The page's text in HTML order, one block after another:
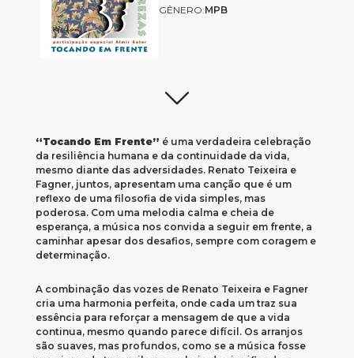
GÊNERO:MPB
“Tocando Em Frente” é uma verdadeira celebração
da resiliência humana e da continuidade da vida,
mesmo diante das adversidades. Renato Teixeira e
Fagner, juntos, apresentam uma canção que é um
reflexo de uma filosofia de vida simples, mas
poderosa. Com uma melodia calma e cheia de
esperança, a música nos convida a seguir em frente, a
caminhar apesar dos desafios, sempre com coragem e
determinação.
A combinação das vozes de Renato Teixeira e Fagner
cria uma harmonia perfeita, onde cada um traz sua
essência para reforçar a mensagem de que a vida
continua, mesmo quando parece difícil. Os arranjos
são suaves, mas profundos, como se a música fosse